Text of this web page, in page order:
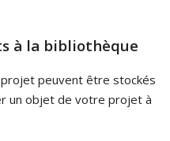
à la bibliothèque
peuvent être stockés
un objet de votre projet à